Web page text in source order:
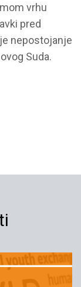
vrhu
pred
nepostojanje
Suda.